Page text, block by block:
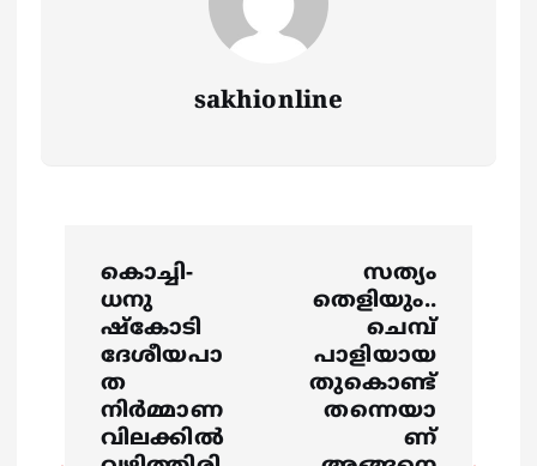
sakhionline
കൊച്ചി-
ധനു
ഷ്കോടി
ദേശീയപാ
ത
നിർമ്മാണ
വിലക്കിൽ
സത്യം
തെളിയും..
ചെമ്പ്
പാളിയായ
തുകൊണ്ട്
തന്നെയാ
ണ്